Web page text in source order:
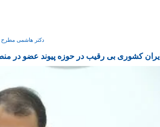
دکتر هاشمی مطرح
ایران کشوری بی رقیب در حوزه پیوند عضو در